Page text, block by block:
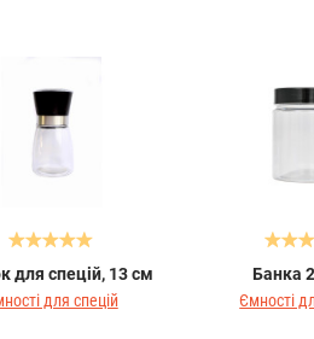
для спецій, 13 см
для спецій
Банка
Ємності